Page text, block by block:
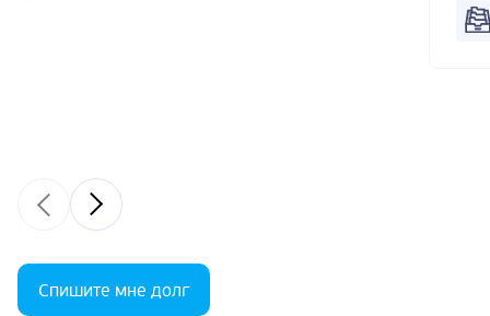
Спишите мне долг